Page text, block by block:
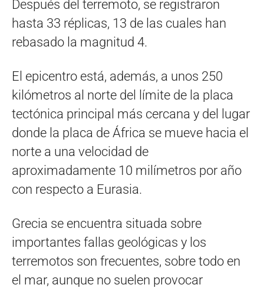
Después del terremoto, se registraron
hasta 33 réplicas, 13 de las cuales han
rebasado la magnitud 4.
El epicentro está, además, a unos 250
kilómetros al norte del límite de la placa
tectónica principal más cercana y del lugar
donde la placa de África se mueve hacia el
norte a una velocidad de
aproximadamente 10 milímetros por año
con respecto a Eurasia.
Grecia se encuentra situada sobre
importantes fallas geológicas y los
terremotos son frecuentes, sobre todo en
el mar, aunque no suelen provocar